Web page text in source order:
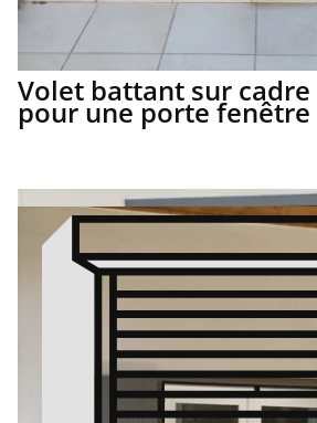
Volet battant sur
pour une porte fenêtre